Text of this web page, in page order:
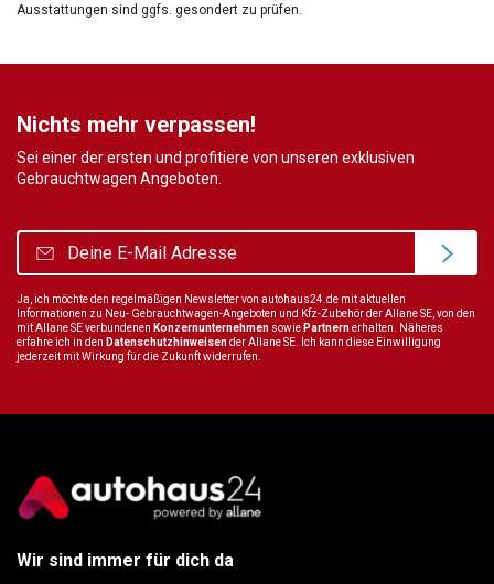
Ausstattungen sind ggfs. gesondert zu prüfen.
Nichts mehr verpassen!
Sei einer der ersten und profitiere von unseren exklusiven
Gebrauchtwagen Angeboten.
Ja, ich möchte den regelmäßigen Newsletter von autohaus24.de mit aktuellen
Informationen zu Neu- Gebrauchtwagen-Angeboten und Kfz-Zubehör der Allane SE, von den
mit Allane SE verbundenen Konzernunternehmen sowie Partnernerhalten. Näheres
erfahre ich in den Datenschutzhinweisender Allane SE. Ich kann diese Einwilligung
jederzeit mit Wirkung für die Zukunft widerrufen.
Wir sind immer für dich da